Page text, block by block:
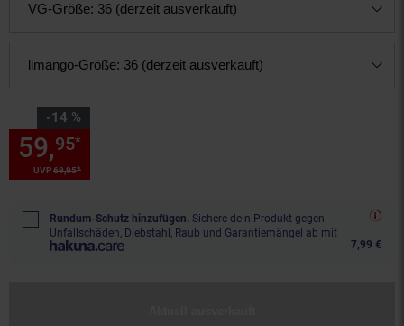
VG-Größe: 36 (derzeit ausverkauft)
limango-Größe: 36 (derzeit ausverkauft)
-14 %
Sie Sparen 14 Prozent,
UVP69,95*
59,95*
Rundum-Schutz hinzufügen. Sichere dein Produkt gegen
Unfallschäden, Diebstahl, Raub und Garantiemängel ab mit
7,99 €